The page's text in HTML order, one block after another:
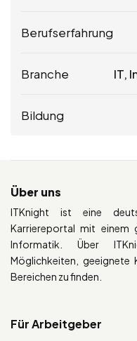
Berufserfahrung
Branche IT,
Bildung
Über uns
ITKnight ist eine
Karriereportal mit einem
Informatik. Über
Möglichkeiten, geeignete
Bereichen zu finden.
Für Arbeitgeber